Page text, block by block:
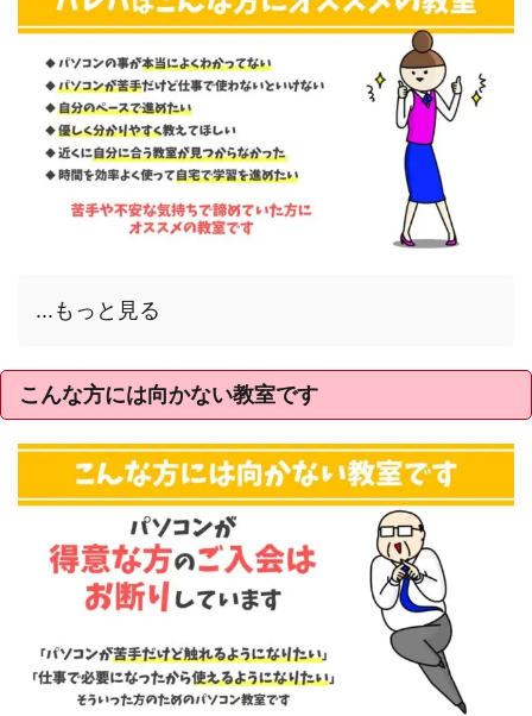
...もっと見る
こんな方には向かない教室です